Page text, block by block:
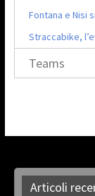
Fontana e Nisi
Straccabike,
Teams
Articoli